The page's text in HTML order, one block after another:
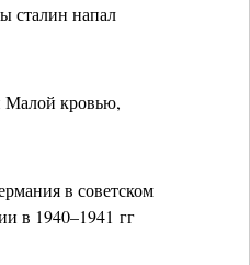
сталин напал
Малой кровью,
в советском
в 1940–1941 гг